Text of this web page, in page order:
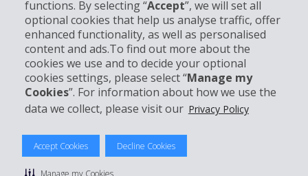
functions. By selecting “Accept”, we will set all
optional cookies that help us analyse traffic, offer
enhanced functionality, as well as personalised
content and ads.To find out more about the
cookies we use and to decide your optional
cookies settings, please select “Manage my
Cookies”. For information about how we use the
data we collect, please visit our Privacy Policy
Accept Cookies Decline Cookies
Manage my Cookies
Partner
Kundenservice
Mieten bei Hertz
© 2026 The Hertz System, Inc.
Datenschutzrichtlinie